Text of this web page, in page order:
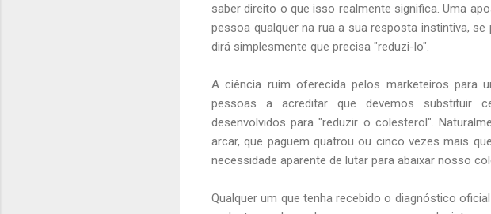
saber direito o que isso realmente significa. Uma
pessoa qualquer na rua a sua resposta instintiva,
dirá simplesmente que precisa "reduzi-lo".
A ciência ruim oferecida pelos marketeiros para
pessoas a acreditar que devemos substituir
desenvolvidos para "reduzir o colesterol".
arcar, que paguem quatrou ou cinco vezes mais
necessidade aparente de lutar para abaixar nosso
Qualquer um que tenha recebido o diagnóstico